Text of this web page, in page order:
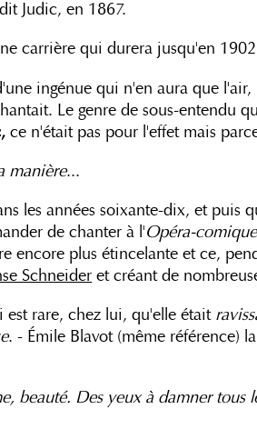
Judic, en 1867.
carrière qui durera jusqu'en
ingénue qui n'en aura que
Le genre de sous-entendu
ce n'était pas pour l'effet mais
manière...
les années soixante-dix, et puis
de chanter à l'Opéra-comique
encore plus étincelante et ce,
Schneider et créant de
est rare, chez lui, qu'elle était
. - Émile Blavot (même référence)
beauté. Des yeux à damner tous